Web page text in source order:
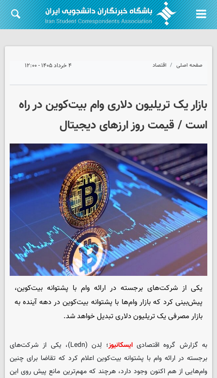
صفحه اصلی اقتصاد ۴ خرداد ۱۴۰۵ - ۱۲:۰۰
بازار یک تریلیون دلاری وام بیت‌کوین در راه
است / قیمت روز ارزهای دیجیتال
یکی از شرکت‌های برجسته در ارائه وام با پشتوانه بیت‌کوین،
پیش‌بینی کرد که بازار وام‌ها با پشتوانه‌ بیت‌کوین در دهه آینده به
بازار مصرفی یک تریلیون دلاری تبدیل خواهد شد.
به گزارش گروه اقتصادیایسکانیوز
؛ لِدن (Ledn)، یکی از شرکت‌های
برجسته در ارائه وام با پشتوانه بیت‌کوین اعلام کرد که تقاضا برای چنین
وام‌هایی از هم اکنون وجود دارد، هرچند که مهم‌ترین مانع پیش روی این